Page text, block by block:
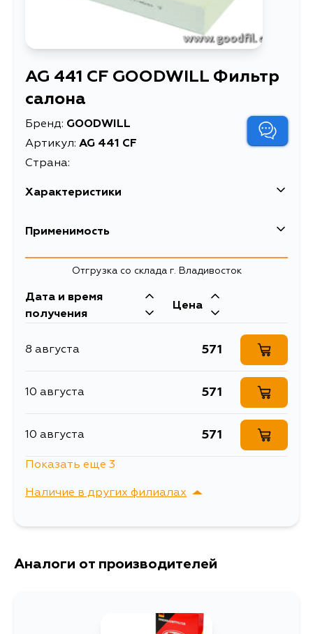
AG 441 CF GOODWILL Фильтр
салона
Бренд: GOODWILL
Артикул: AG 441 CF
Страна:
Характеристики
EAN-13
Длина упаковки, мм
Масса, кг 0.17
Описание Фильтр салона
NISSAN X-TRAIL II
Ширина упаковки, мм
Применимость
Nissan
Кузов Двигатель
J11R, T32R, T32RR
R9M, MR20DD,
Отгрузка со склада г. Владивосток
Дата и время
получения
Цена
8 августа 571
10 августа 571
10 августа 571
5 сентября 571
Показать еще 3
Наличие в других филиалах
г. Владивосток,
Аналоги от производителей